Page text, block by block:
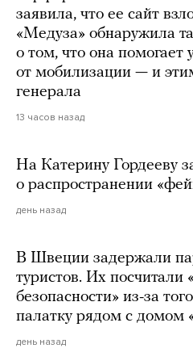
заявила, что ее сайт
«Медуза» обнаружила
о том, что она помогает
от мобилизации — и
генерала
13 часов назад
На Катерину Гордееву
о распространении
день назад
В Швеции задержали
туристов. Их посчитали
безопасности» из-за
палатку рядом с домом
день назад